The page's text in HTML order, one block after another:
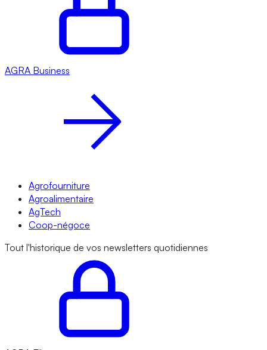
AGRA Business
Agrofourniture
Agroalimentaire
AgTech
Coop-négoce
Tout l'historique de vos newsletters quotidiennes